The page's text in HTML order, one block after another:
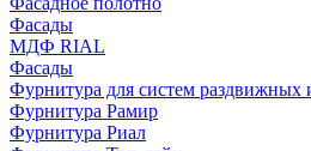
Фасады
МДФ RIAL
Фасады
Фурнитура для систем раздвижных
Фурнитура Рамир
Фурнитура Риал